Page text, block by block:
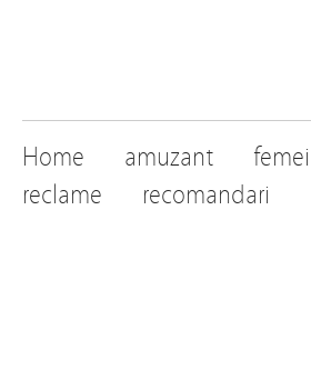
Home amuzant femei
reclame
recomandari